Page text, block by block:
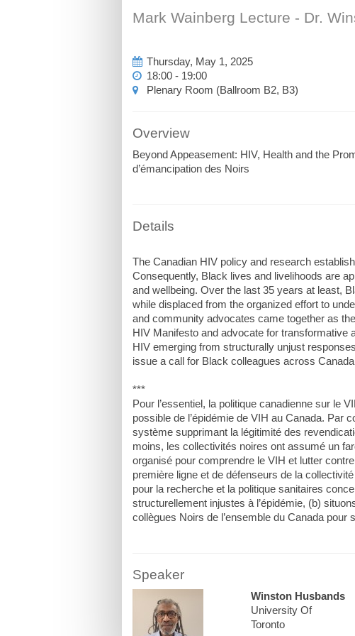
Mark Wainberg Lecture - Dr.
Thursday, May 1, 2025
18:00 - 19:00
Plenary Room (Ballroom B2, B3)
Overview
Beyond Appeasement: HIV, Health and the
d’émancipation des Noirs
Details
The Canadian HIV policy and research
Consequently, Black lives and livelihoods are
and wellbeing. Over the last 35 years at least,
while displaced from the organized effort to
and community advocates came together as
HIV Manifesto and advocate for transformative
HIV emerging from structurally unjust
issue a call for Black colleagues across
***
Pour l’essentiel, la politique canadienne sur le
possible de l’épidémie de VIH au Canada. Par
système supprimant la légitimité des
moins, les collectivités noires ont assumé un
organisé pour comprendre le VIH et lutter
première ligne et de défenseurs de la
pour la recherche et la politique sanitaires
structurellement injustes à l’épidémie, (b)
Speaker
Winston Husbands
University Of
Toronto